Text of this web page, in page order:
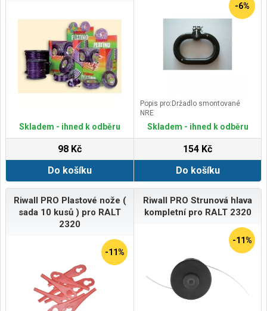
Kapacita struna: kulatá struna
&nbsp; &nbsp; &nbsp; &nbsp; &nbsp;
&nbsp; &nbsp; &nbsp; &nbsp; &nbsp;
&nbsp; &nbsp; &nbsp; kulatá struna
3mm - 7m&nbsp;
Skladem - ihned k odběru
98 Kč
Do košíku
-6%
Popis pro:Držadlo smontované
NRE
Skladem - ihned k odběru
154 Kč
Do košíku
Riwall PRO Plastové nože (
sada 10 kusů ) pro RALT
2320
-11%
Riwall PRO Strunová hlava
kompletní pro RALT 2320
-11%